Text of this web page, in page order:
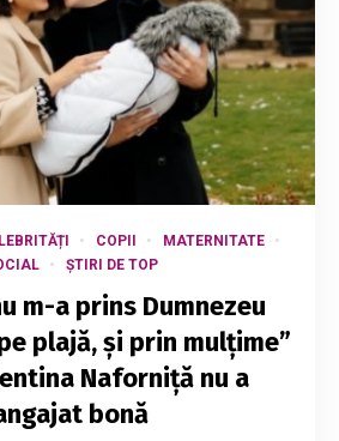
COPII
MATERNITATE
ȘTIRI DE TOP
m-a prins Dumnezeu
plajă, și prin mulțime”
Naforniță nu a
bonă